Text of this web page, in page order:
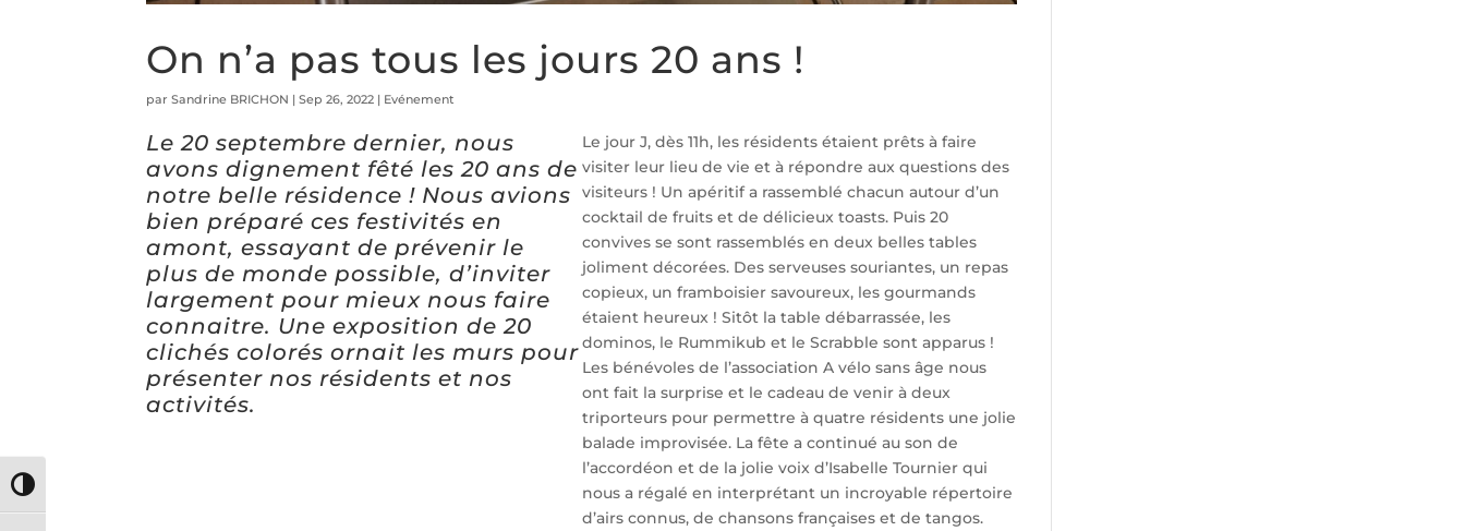
Passer en contraste élevé
On n’a pas tous les jours 20 ans !
parSandrine BRICHON |Sep 26, 2022 | Evénement
Le 20 septembre dernier, nous
avons dignement fêté les 20 ans de
notre belle résidence ! Nous avions
bien préparé ces festivités en
amont, essayant de prévenir le
plus de monde possible, d’inviter
largement pour mieux nous faire
connaitre. Une exposition de 20
clichés colorés ornait les murs pour
présenter nos résidents et nos
activités.
Le jour J, dès 11h, les résidents étaient prêts à faire
visiter leur lieu de vie et à répondre aux questions des
visiteurs ! Un apéritif a rassemblé chacun autour d’un
cocktail de fruits et de délicieux toasts. Puis 20
convives se sont rassemblés en deux belles tables
joliment décorées. Des serveuses souriantes, un repas
copieux, un framboisier savoureux, les gourmands
étaient heureux ! Sitôt la table débarrassée, les
dominos, le Rummikub et le Scrabble sont apparus !
Les bénévoles de l’association A vélo sans âge nous
ont fait la surprise et le cadeau de venir à deux
triporteurs pour permettre à quatre résidents une jolie
balade improvisée. La fête a continué au son de
l’accordéon et de la jolie voix d’Isabelle Tournier qui
nous a régalé en interprétant un incroyable répertoire
d’airs connus, de chansons françaises et de tangos.